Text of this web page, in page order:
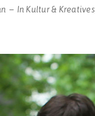
In Kultur & Kreatives